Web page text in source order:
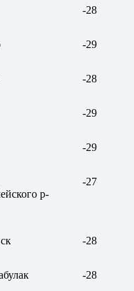
-28
-29
-28
-29
-29
р-
-27
-28
-28